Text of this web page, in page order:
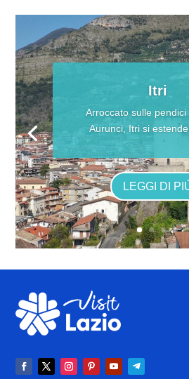
Itri
Arroccato sulle pendici
Aurunci, Itri si estende
LEGGI DI